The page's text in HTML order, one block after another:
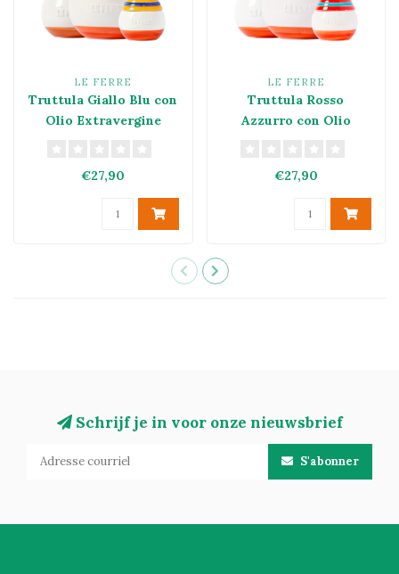
LE FERRE
Truttula Giallo Blu con
Olio Extravergine
€27,90
LE FERRE
Truttula Rosso
Azzurro con Olio
€27,90
Schrijf je in voor onze nieuwsbrief
S'abonner